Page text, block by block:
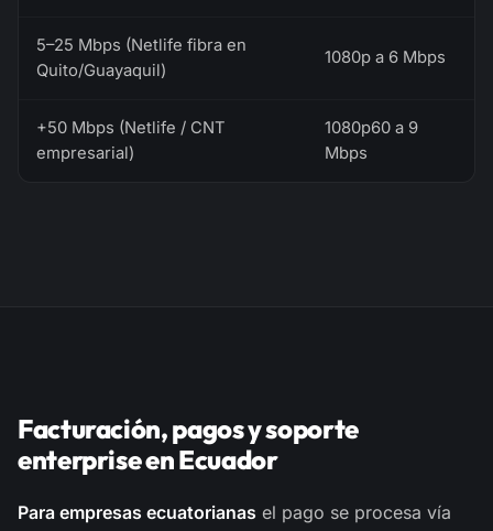
5–25 Mbps (Netlife fibra en
Quito/Guayaquil)
1080p a 6 Mbps
+50 Mbps (Netlife / CNT
empresarial)
1080p60 a 9
Mbps
Facturación, pagos y soporte
enterprise en Ecuador
Para empresas ecuatorianas el pago se procesa vía